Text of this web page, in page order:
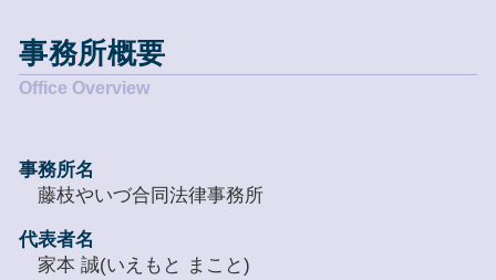
事務所概要
事務所名
藤枝やいづ合同法律事務所
代表者名
家本 誠(いえもと まこと)